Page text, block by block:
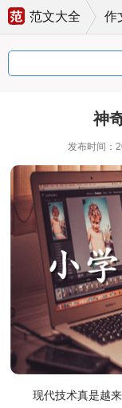
范文大全 作
神
发布时间：
现代技术真是越来